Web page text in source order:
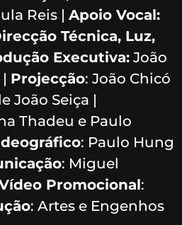
Reis | Apoio Vocal:
Técnica, Luz,
Executiva: João
Projecção: João Chicó
João Seiça |
Thadeu e Paulo
: Paulo Hung
: Miguel
Promocional:
: Artes e Engenhos